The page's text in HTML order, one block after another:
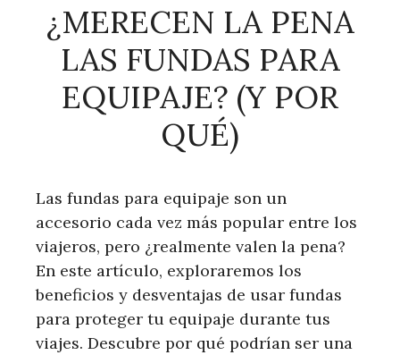
¿MERECEN LA PENA
LAS FUNDAS PARA
EQUIPAJE? (Y POR
QUÉ)
Las fundas para equipaje son un
accesorio cada vez más popular entre los
viajeros, pero ¿realmente valen la pena?
En este artículo, exploraremos los
beneficios y desventajas de usar fundas
para proteger tu equipaje durante tus
viajes. Descubre por qué podrían ser una